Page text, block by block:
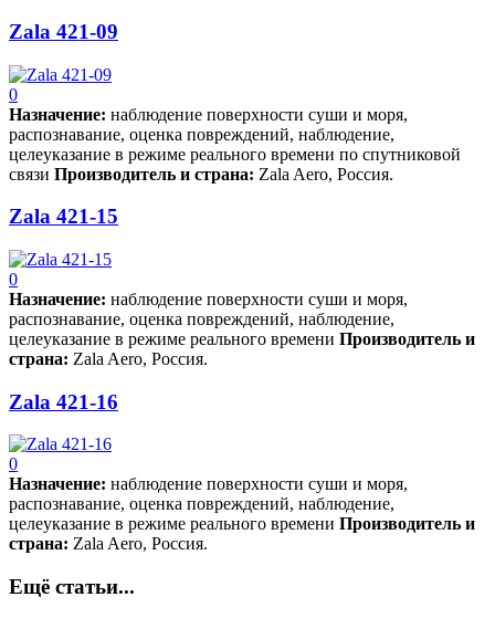
Zala 421-09
0
Назначен­ие: ­ наблюдение поверхности суши и моря,
распознавание, оценка повреждений, наблюдение,
целеуказание в режиме реального времени по спутниковой
связи Производитель и страна: Zala Aero, Россия.
Zala 421-15
0
Назначен­ие: ­ наблюдение поверхности суши и моря,
распознавание, оценка повреждений, наблюдение,
целеуказание в режиме реального времени Производитель и
страна: Zala Aero, Россия.
Zala 421-16
0
Назначен­ие: ­ наблюдение поверхности суши и моря,
распознавание, оценка повреждений, наблюдение,
целеуказание в режиме реального времени Производитель и
страна: Zala Aero, Россия.
Ещё статьи...